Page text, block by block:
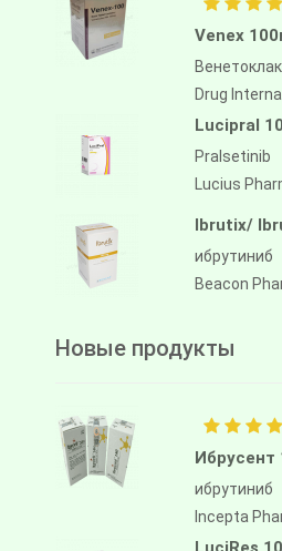
Venex
Drug
Lucipral
Pralsetinib
Lucius
Ibrutix/
ибрутиниб
Beacon
Новые продукты
Ибрусент
ибрутиниб
Incepta